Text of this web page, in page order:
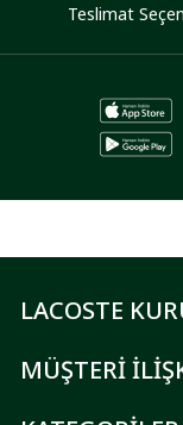
Teslimat
LACOSTE
MÜŞTERİ